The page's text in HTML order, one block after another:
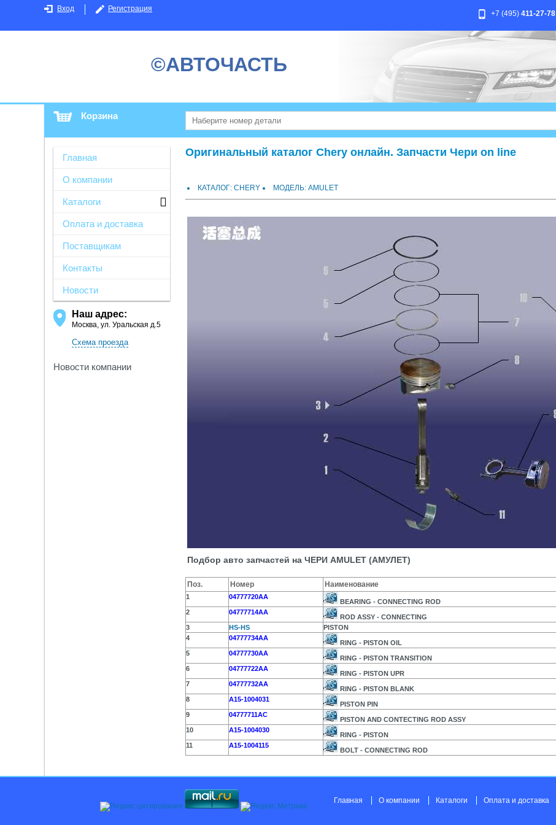
Вход Регистрация
+7 (495) 411-27-78
©АВТОЧАСТЬ
Корзина
Главная
О компании
Каталоги
Оплата и доставка
Поставщикам
Контакты
Новости
Наш адрес:
Москва, ул. Уральская д.5
Схема проезда
Новости компании
Оригинальный каталог Chery онлайн. Запчасти Чери on line
КАТАЛОГ: CHERY МОДЕЛЬ: AMULET
Подбор авто запчастей на ЧЕРИ AMULET (АМУЛЕТ)
Поз. Номер Наименование
1 04777720AA
BEARING - CONNECTING ROD
2 04777714AA
ROD ASSY - CONNECTING
3 HS-HS PISTON
4
04777734AA
RING - PISTON OIL
5 04777730AA
RING - PISTON TRANSITION
6 04777722AA
RING - PISTON UPR
7 04777732AA
RING - PISTON BLANK
8 A15-1004031
PISTON PIN
9 04777711AC
PISTON AND CONTECTING ROD ASSY
10 A15-1004030
RING - PISTON
11 A15-1004115
BOLT - CONNECTING ROD
Главная О компании Каталоги Оплата и доставка